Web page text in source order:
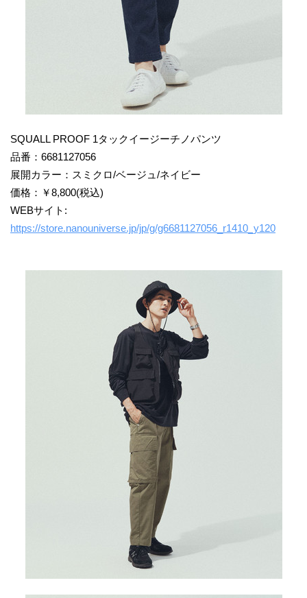
SQUALL PROOF 1タックイージーチノパンツ
品番：6681127056
展開カラー：スミクロ/ベージュ/ネイビー
価格：￥8,800(税込)
WEBサイト:
https://store.nanouniverse.jp/jp/g/g6681127056_r1410_y120